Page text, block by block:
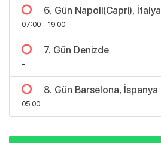
6. Gün Napoli(Capri), İtalya
07:00 - 19:00
7. Gün Denizde
-
8. Gün Barselona, İspanya
05:00